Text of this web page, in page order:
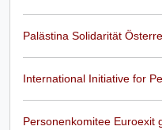
Palästina Solidarität
International Initiative for
Personenkomitee Euroexit